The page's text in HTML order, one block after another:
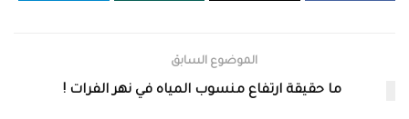
الموضوع السابق
ما حقيقة ارتفاع منسوب المياه في نهر الفرات !